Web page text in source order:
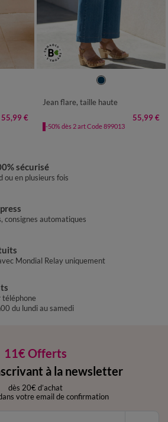
55,99 €
42
Jean flare, taille haute
55,99 €
-50% dès 2 art Code 899013
sécurisé
ou en plusieurs fois
consignes automatiques
Mondial Relay uniquement
téléphone
du lundi au samedi
11€ Offerts
à la newsletter
dès 20€ d’achat
votre email de confirmation